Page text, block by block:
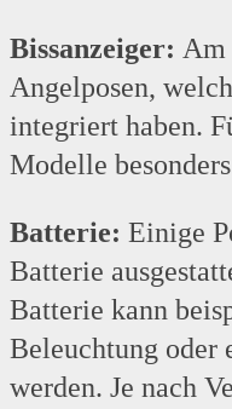
Bissanzeiger: Am
Angelposen,
integriert haben.
Modelle
Batterie: Einige
Batterie
Batterie kann
Beleuchtung oder
werden. Je nach